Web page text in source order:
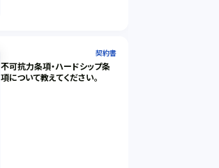
契約書
不可抗力条項・ハードシップ条
項について教えてください。